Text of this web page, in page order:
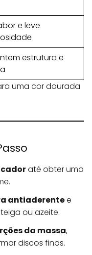
e leve
estrutura e
uma cor dourada
até obter uma
antiaderentee
ou azeite.
da massa,
discos finos.